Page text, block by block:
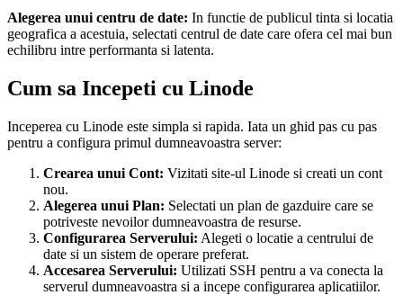
Alegerea unui centru de date: In functie de publicul tinta si locatia
geografica a acestuia, selectati centrul de date care ofera cel mai bun
echilibru intre performanta si latenta.
Cum sa Incepeti cu Linode
Inceperea cu Linode este simpla si rapida. Iata un ghid pas cu pas
pentru a configura primul dumneavoastra server:
Crearea unui Cont: Vizitati site-ul Linode si creati un cont
nou.
Alegerea unui Plan: Selectati un plan de gazduire care se
potriveste nevoilor dumneavoastra de resurse.
Configurarea Serverului: Alegeti o locatie a centrului de
date si un sistem de operare preferat.
Accesarea Serverului: Utilizati SSH pentru a va conecta la
serverul dumneavoastra si a incepe configurarea aplicatiilor.